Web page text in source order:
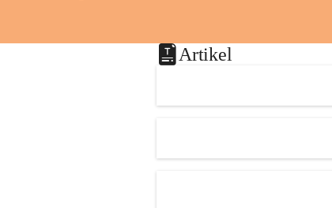
Artikel